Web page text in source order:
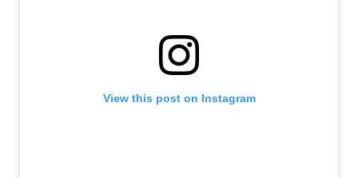
View this post on Instagram